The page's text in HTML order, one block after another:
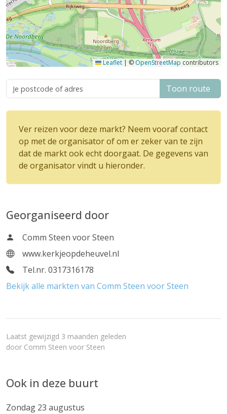
Leaflet |©OpenStreetMap contributors
Toon route
Ver reizen voor deze markt? Neem vooraf contact
op met de organisator of om er zeker van te zijn
dat de markt ook echt doorgaat. De gegevens van
de organisator vindt u hieronder.
Georganiseerd door
Comm Steen voor Steen
www.kerkjeopdeheuvel.nl
Tel.nr. 0317316178
Bekijk alle markten van Comm Steen voor Steen
Laatst gewijzigd 3 maanden geleden
door Comm Steen voor Steen
Ook in deze buurt
Zondag 23 augustus